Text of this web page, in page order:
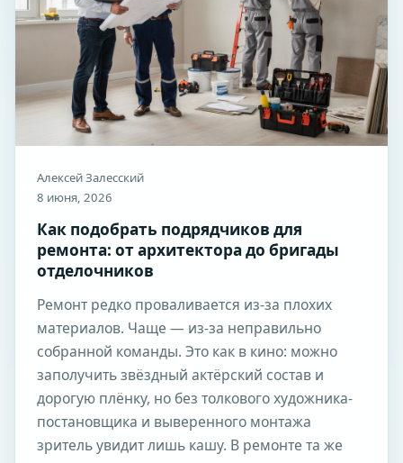
Алексей Залесский
8 июня, 2026
Как подобрать подрядчиков для
ремонта: от архитектора до бригады
отделочников
Ремонт редко проваливается из-за плохих
материалов. Чаще — из-за неправильно
собранной команды. Это как в кино: можно
заполучить звёздный актёрский состав и
дорогую плёнку, но без толкового художника-
постановщика и выверенного монтажа
зритель увидит лишь кашу. В ремонте та же